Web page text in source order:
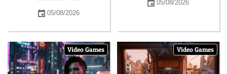
05/08/2026
05/08/2026
Video Games Video Games